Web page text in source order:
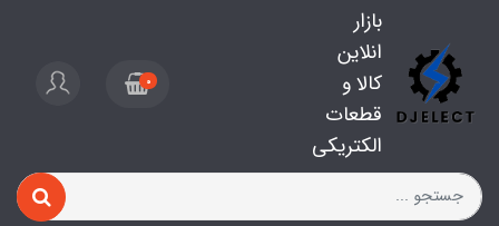
بازار
انلاین
کالا و
قطعات
الکتریکی
0